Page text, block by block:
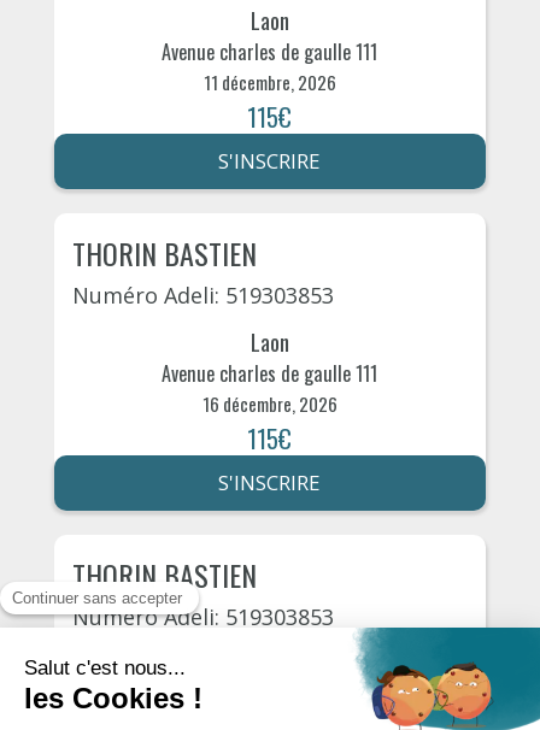
Laon
Avenue charles de gaulle 111
11 décembre, 2026
115€
S'INSCRIRE
THORIN BASTIEN
Numéro Adeli: 519303853
Laon
Avenue charles de gaulle 111
16 décembre, 2026
115€
S'INSCRIRE
THORIN BASTIEN
Numéro Adeli: 519303853
Avenue charles de gaulle 111